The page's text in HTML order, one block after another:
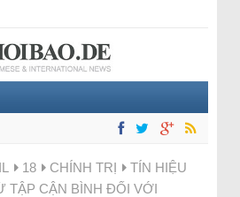
18 CHÍNH TRỊ
TÍN HIỆU
TẬP CẬN BÌNH ĐỐI VỚI